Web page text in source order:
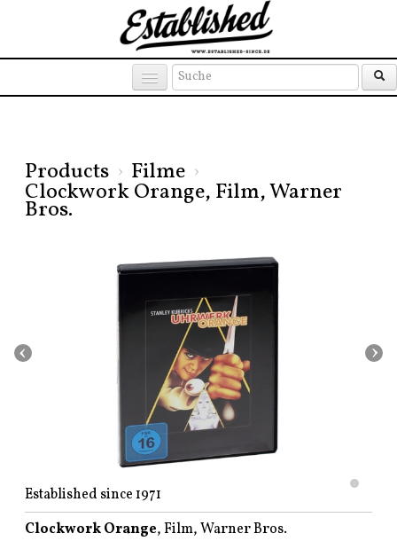
Products › Filme ›
Clockwork Orange, Film, Warner
Bros.
‹ ›
Established since 1971
Clockwork Orange, Film, Warner Bros.